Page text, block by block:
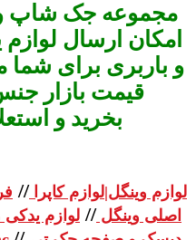
مجموعه جک شاپ
امکان ارسال
و باربری برای شما
قیمت بازار
بخرید و
لوازم وینگل|لوازم کاپرا //
اصلی وینگل // لوازم